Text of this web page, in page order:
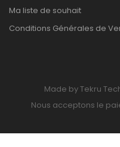
Ma liste de souhait
Conditions Générales de
Made by Tekru
Nous acceptons le